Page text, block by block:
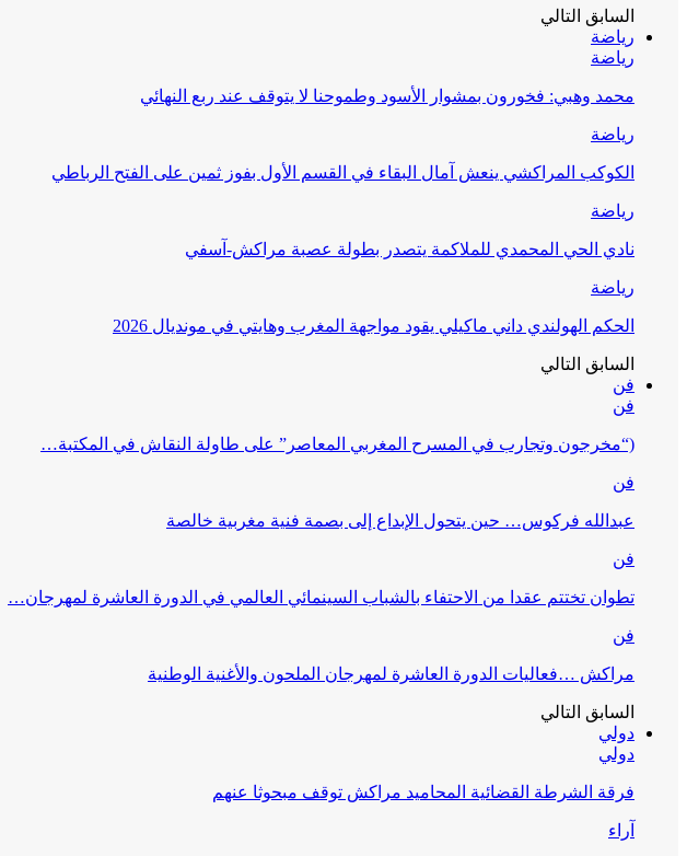
السابق التالي
رياضة
رياضة
محمد وهبي: فخورون بمشوار الأسود وطموحنا لا يتوقف عند ربع النهائي
رياضة
الكوكب المراكشي ينعش آمال البقاء في القسم الأول بفوز ثمين على الفتح الرباطي
رياضة
نادي الحي المحمدي للملاكمة يتصدر بطولة عصبة مراكش-آسفي
رياضة
الحكم الهولندي داني ماكيلي يقود مواجهة المغرب وهايتي في مونديال 2026
السابق التالي
فن
فن
(“مخرجون وتجارب في المسرح المغربي المعاصر” على طاولة النقاش في المكتبة…
فن
عبدالله فركوس… حين يتحول الإبداع إلى بصمة فنية مغربية خالصة
فن
تطوان تختتم عقدا من الاحتفاء بالشباب السينمائي العالمي في الدورة العاشرة لمهرجان…
فن
مراكش …فعاليات الدورة العاشرة لمهرجان الملحون والأغنية الوطنية
السابق التالي
دولي
دولي
فرقة الشرطة القضائية المحاميد مراكش توقف مبحوثا عنهم
آراء